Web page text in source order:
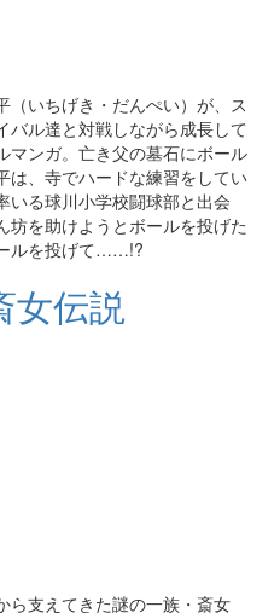
（いちげき・だんぺい）が、ス
バル達と対戦しながら成長して
マンガ。亡き父の墓石にボール
は、寺でハードな練習をしてい
いる球川小学校闘球部と出会
坊を助けようとボールを投げた
ルを投げて……!?
伝説
ら支えてきた謎の一族・斎女